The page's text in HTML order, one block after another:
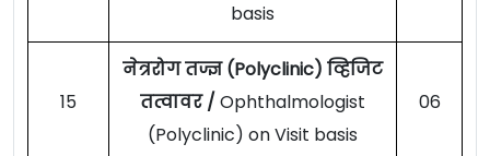
basis
15
नेत्ररोग तज्ज्ञ (Polyclinic) व्हिजिट
तत्वावर / Ophthalmologist
(Polyclinic) on Visit basis
06